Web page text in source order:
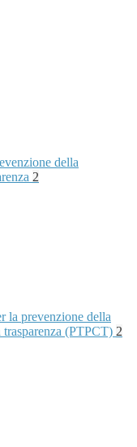
della
2
la prevenzione della
(PTPCT) 2